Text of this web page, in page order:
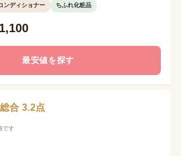
ンディショナー ちふれ化粧品
最安値を探す
総合 3.2点
です